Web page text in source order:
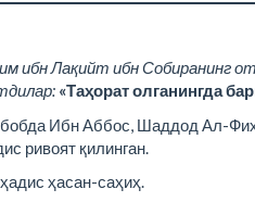
ибн Лақийт ибн Собиранинг
«Таҳорат олганингда
Ибн Аббос, Шаддод Ал-
ривоят қилинган.
ҳасан-саҳиҳ.